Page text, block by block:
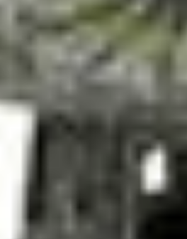
Méditation et RelaxationPlantes